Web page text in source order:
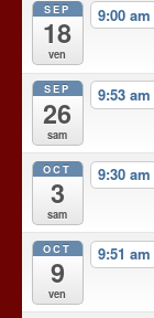
SEP
18
ven
9:00 am
SEP
26
sam
9:53 am
OCT
3
sam
9:30 am
OCT
9
ven
9:51 am